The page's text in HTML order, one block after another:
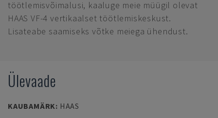
töötlemisvõimalusi, kaaluge meie müügil olevat
HAAS VF-4 vertikaalset töötlemiskeskust.
Lisateabe saamiseks võtke meiega ühendust.
Ülevaade
KAUBAMÄRK: HAAS